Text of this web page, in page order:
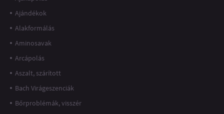
Ajándékok
Alakformálás
Aminosavak
Arcápolás
Aszalt, szárított
Bach Virágeszenciák
Bőrproblémák, visszér